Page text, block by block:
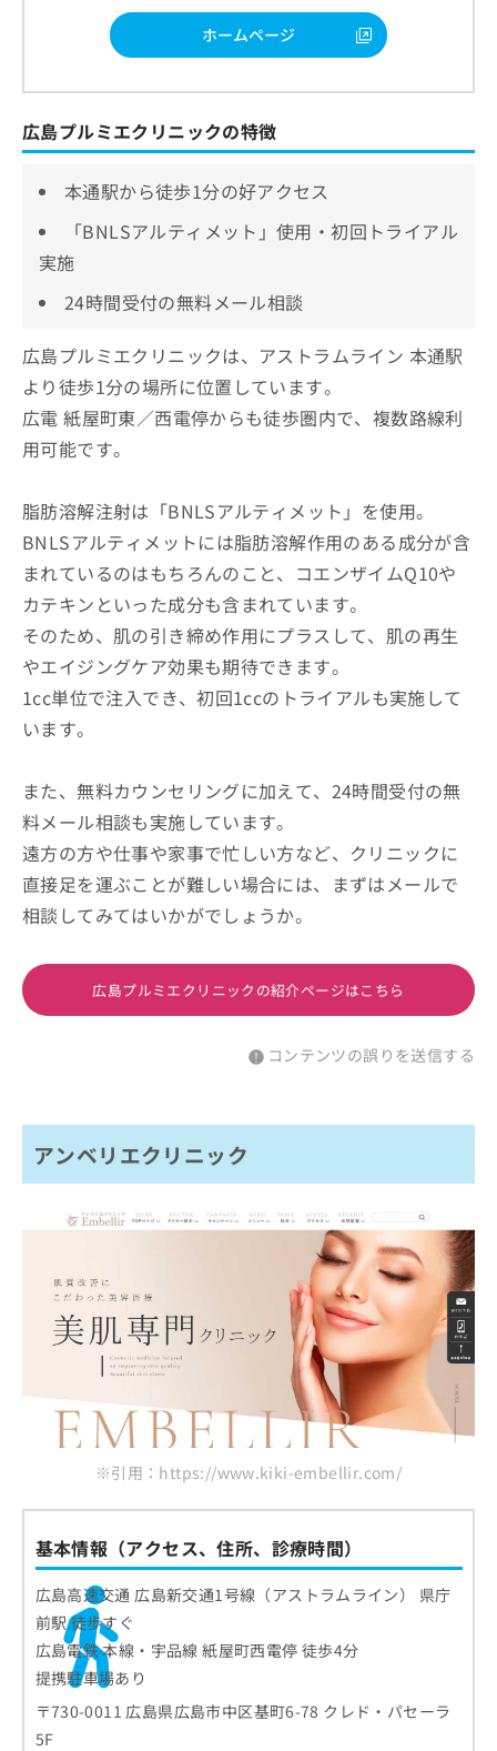
ホームページ
広島プルミエクリニックの特徴
本通駅から徒歩1分の好アクセス
「BNLSアルティメット」使用・初回トライアル
実施
24時間受付の無料メール相談
広島プルミエクリニックは、アストラムライン 本通駅
より徒歩1分の場所に位置しています。
広電 紙屋町東／西電停からも徒歩圏内で、複数路線利
用可能です。
脂肪溶解注射は「BNLSアルティメット」を使用。
BNLSアルティメットには脂肪溶解作用のある成分が含
まれているのはもちろんのこと、コエンザイムQ10や
カテキンといった成分も含まれています。
そのため、肌の引き締め作用にプラスして、肌の再生
やエイジングケア効果も期待できます。
1cc単位で注入でき、初回1ccのトライアルも実施して
います。
また、無料カウンセリングに加えて、24時間受付の無
料メール相談も実施しています。
遠方の方や仕事や家事で忙しい方など、クリニックに
直接足を運ぶことが難しい場合には、まずはメールで
相談してみてはいかがでしょうか。
広島プルミエクリニックの紹介ページはこちら
コンテンツの誤りを送信する
アンベリエクリニック
※引用：https://www.kiki-embellir.com/
基本情報（アクセス、住所、診療時間）
広島高速交通 広島新交通1号線（アストラムライン） 県庁
前駅 徒歩すぐ
広島電鉄 本線・宇品線 紙屋町西電停 徒歩4分
提携駐車場あり
〒730-0011 広島県広島市中区基町6-78 クレド・パセーラ
5F